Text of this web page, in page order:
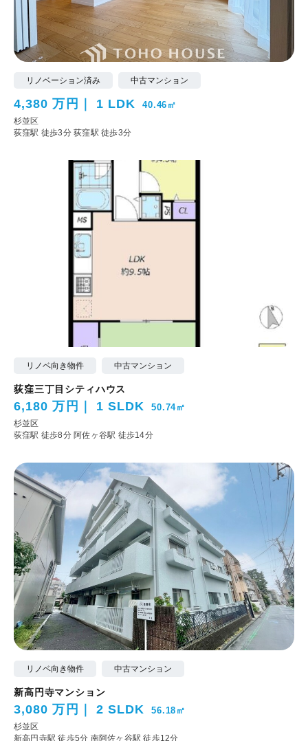
リノベーション済み 中古マンション
4,380 万円 1 LDK 40.46㎡
杉並区
荻窪駅 徒歩3分荻窪駅 徒歩3分
リノベ向き物件 中古マンション
荻窪三丁目シティハウス
6,180 万円 1 SLDK 50.74㎡
杉並区
荻窪駅 徒歩8分 阿佐ヶ谷駅 徒歩14分
リノベ向き物件 中古マンション
新高円寺マンション
3,080 万円 2 SLDK 56.18㎡
杉並区
新高円寺駅 徒歩5分 南阿佐ヶ谷駅 徒歩12分